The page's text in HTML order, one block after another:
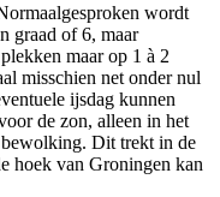
wordt
graad of 6, maar
maar op 1 à 2
misschien net onder nul
ijsdag kunnen
de zon, alleen in het
bewolking. Dit trekt in de
hoek van Groningen kan